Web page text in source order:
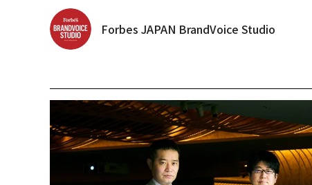
Forbes JAPAN BrandVoice Studio